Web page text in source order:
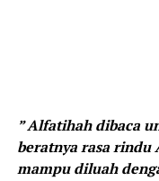
” Alfatihah dibaca
beratnya rasa rindu
mampu diluah